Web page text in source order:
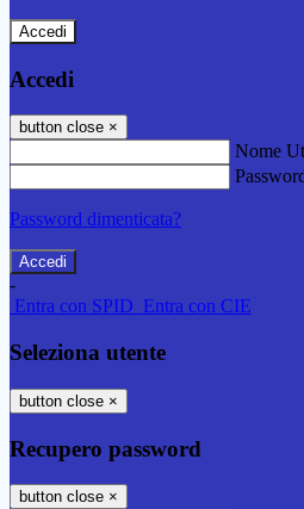
Accedi
Accedi
button close ×
Nome
Password dimenticata?
-
Entra con SPID Entra con CIE
Seleziona utente
button close ×
Recupero password
button close ×